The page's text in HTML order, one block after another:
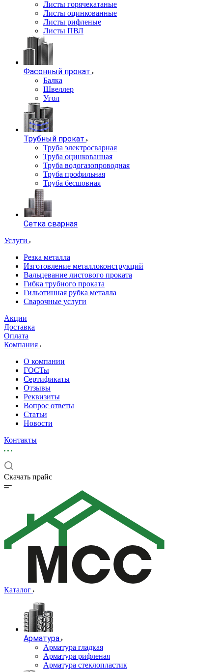
Листы горячекатаные
Листы оцинкованные
Листы рифленые
Листы ПВЛ
Фасонный прокат
Балка
Швеллер
Угол
Трубный прокат
Труба электросварная
Труба оцинкованная
Труба водогазопроводная
Труба профильная
Труба бесшовная
Сетка сварная
Услуги
Резка металла
Изготовление металлоконструкций
Вальцевание листового проката
Гибка трубного проката
Гильотинная рубка металла
Сварочные услуги
Акции
Доставка
Оплата
Компания
О компании
ГОСТы
Сертификаты
Отзывы
Реквизиты
Вопрос ответы
Статьи
Новости
Контакты
Скачать прайс
Каталог
Арматура
Арматура гладкая
Арматура рифленая
Арматура стеклопластик